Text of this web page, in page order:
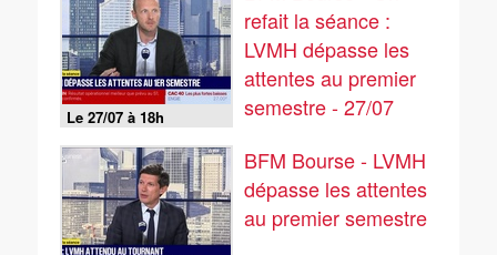
Le 27/07 à 18h
refait la séance :
LVMH dépasse les
attentes au premier
semestre - 27/07
BFM Bourse - LVMH
dépasse les attentes
au premier semestre